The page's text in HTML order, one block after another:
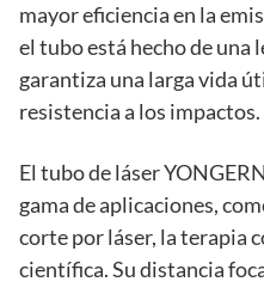
mayor eficiencia en la
el tubo está hecho de
garantiza una larga vida
resistencia a los impactos.
El tubo de láser
gama de aplicaciones,
corte por láser, la terapia
científica. Su distancia